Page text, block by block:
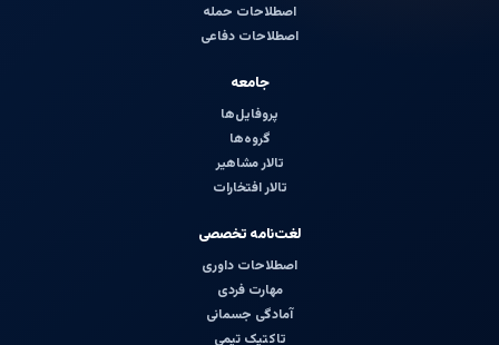
اصطلاحات حمله
اصطلاحات دفاعی
جامعه
پروفایل‌ها
گروه‌ها
تالار مشاهیر
تالار افتخارات
لغت‌نامه تخصصی
اصطلاحات داوری
مهارت فردی
آمادگی جسمانی
تاکتیک تیمی